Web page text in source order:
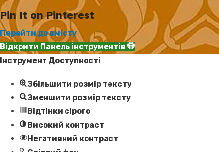
Pin It on Pinterest
Перейти до вмісту
Відкрити Панель інструментів
Інструмент Доступності
Збільшити розмір тексту
Зменшити розмір тексту
Відтінки сірого
Високий контраст
Негативний контраст